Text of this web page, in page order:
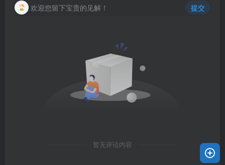
欢迎您留下宝贵的见解！ 提交
暂无评论内容